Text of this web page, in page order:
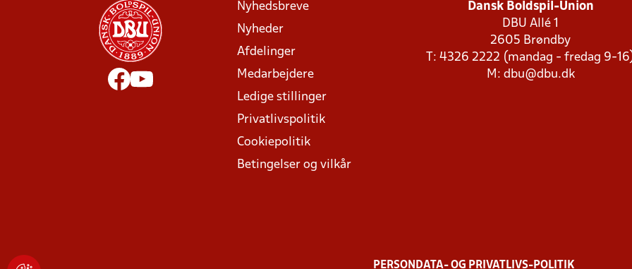
Nyhedsbreve
Nyheder
Afdelinger
Medarbejdere
Ledige stillinger
Privatlivspolitik
Cookiepolitik
Betingelser og vilkår
Dansk Boldspil-Union
DBU Allé 1
2605 Brøndby
T: 4326 2222 (mandag - fredag 9-
M: dbu@dbu.dk
PERSONDATA- OG PRIVATLIVS-POLITIK